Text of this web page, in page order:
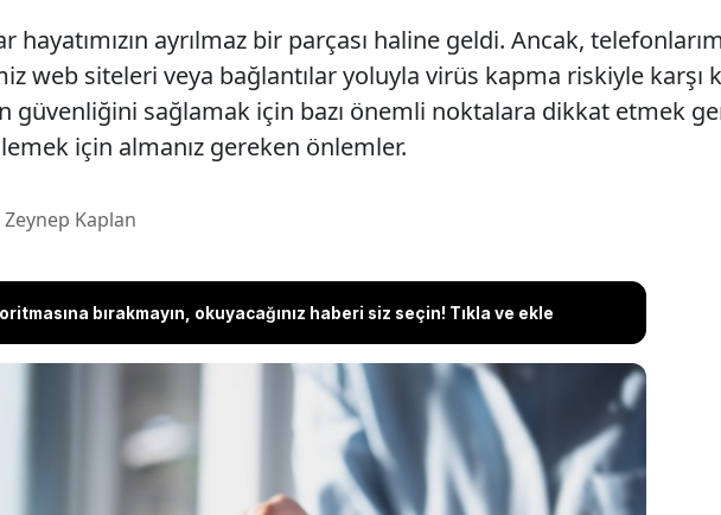
hayatımızın ayrılmaz bir parçası haline geldi. Ancak,
web siteleri veya bağlantılar yoluyla virüs kapma riskiyle karşı
güvenliğini sağlamak için bazı önemli noktalara dikkat etmek
için almanız gereken önlemler.
Kaplan
bırakmayın, okuyacağınız haberi siz seçin! Tıkla ve ekle